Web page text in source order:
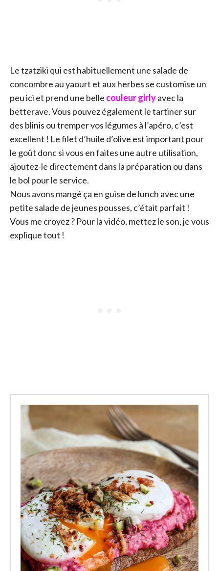
Le tzatziki qui est habituellement une salade de
concombre au yaourt et aux herbes se customise un
peu ici et prend une belle couleur girlyavec la
betterave. Vous pouvez également le tartiner sur
des blinis ou tremper vos légumes à l’apéro, c’est
excellent ! Le filet d’huile d’olive est important pour
le goût donc si vous en faites une autre utilisation,
ajoutez-le directement dans la préparation ou dans
le bol pour le service.
Nous avons mangé ça en guise de lunch avec une
petite salade de jeunes pousses, c’était parfait !
Vous me croyez ? Pour la vidéo, mettez le son, je vous
explique tout !